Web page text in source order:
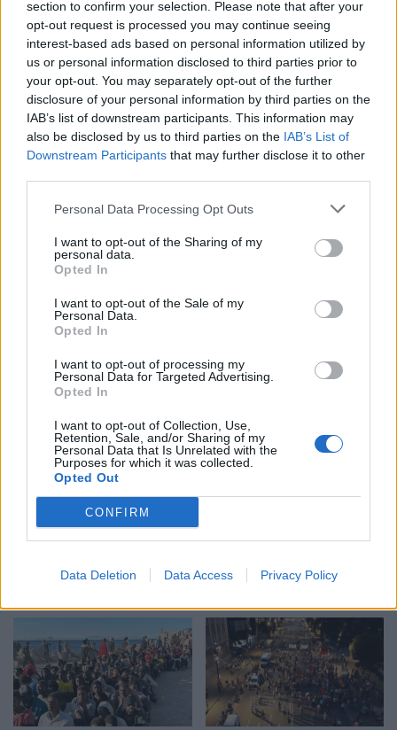
section to confirm your selection. Please note that after your
opt-out request is processed you may continue seeing
interest-based ads based on personal information utilized by
us or personal information disclosed to third parties prior to
your opt-out. You may separately opt-out of the further
disclosure of your personal information by third parties on the
IAB’s list of downstream participants. This information may
also be disclosed by us to third parties on the IAB’s List of
Downstream Participants that may further disclose it to other
Personal Data Processing Opt Outs
I want to opt-out of the Sharing of my
personal data.
Opted In
I want to opt-out of the Sale of my
Personal Data.
Opted In
I want to opt-out of processing my
Personal Data for Targeted Advertising.
Opted In
I want to opt-out of Collection, Use,
Retention, Sale, and/or Sharing of my
Personal Data that Is Unrelated with the
Purposes for which it was collected.
Opted Out
CONFIRM
Data Deletion Data Access Privacy Policy
Gramsh, tre zjarre nën
kontroll pas ndërhyrjes në
Video/ Kamioni e përplas
dhe e tërheq zvarrë 12-
mrekullisht
SHBA: Bisedimet Oman-
marrëveshja për lundrimin
në Hormuz pritet së
refuzojnë bashkimin me
Përfundon protesta e 69-
thirrje për burgosjen e
“Nesër do të jemi më
shumë, nuk ndalemi”
Flakët përfshijnë një
zjarrfikësit vënë situatën